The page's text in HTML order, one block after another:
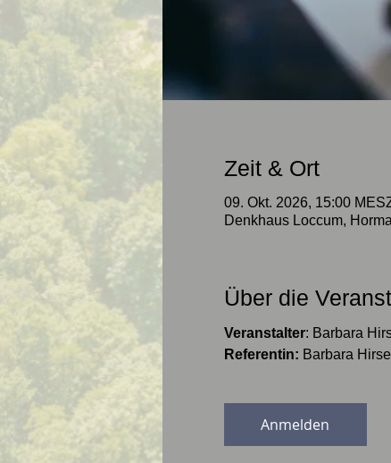
Zeit & Ort
09. Okt. 2026, 15:00
Denkhaus Loccum,
Über die
Veranstalter: Barbara
Referentin: Barbara
Anmelden